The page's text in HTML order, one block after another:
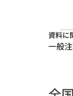
資料に
一般注